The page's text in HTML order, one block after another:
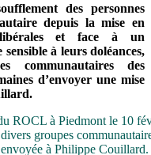
des personnes
depuis la mise en
libérales et face à un
à leurs doléances,
communautaires des
d’envoyer une mise